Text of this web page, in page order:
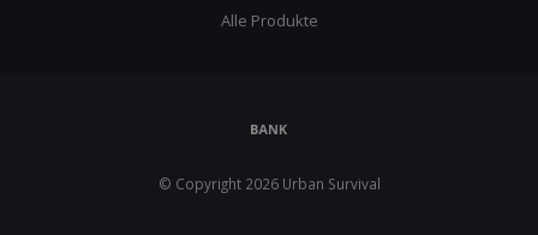
Alle Produkte
© Copyright 2026 Urban Survival